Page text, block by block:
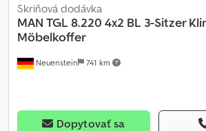
Neuenstein 741 km
Skriňová dodávka
MAN TGL 8.220 4x2 BL 3-Sitzer
Möbelkoffer
Dopytovať sa